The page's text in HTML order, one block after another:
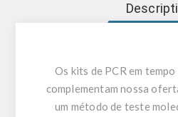
Os kits de PCR em
complementam nossa
um método de teste